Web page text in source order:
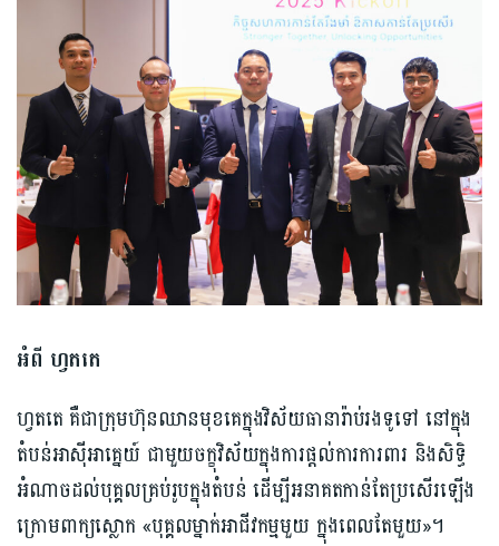
អំពី ហ្វតតេ
ហ្វតតេ គឺជាក្រុមហ៊ុនឈានមុខគេក្នុងវិស័យធានារ៉ាប់រងទូទៅ នៅក្នុង
តំបន់អាស៊ីអាគ្នេយ៍ ជាមួយចក្ខុវិស័យក្នុងការផ្តល់ការការពារ និងសិទ្ធិ
អំណាចដល់បុគ្គលគ្រប់រូបក្នុងតំបន់ ដើម្បីអនាគតកាន់តែប្រសើរឡើង
ក្រោមពាក្យស្លោក «បុគ្គលម្នាក់អាជីវកម្មមួយ ក្នុងពេលតែមួយ»។